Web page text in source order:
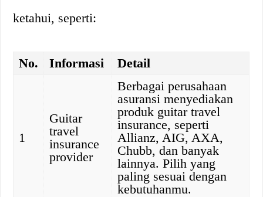
ketahui, seperti:
No. Informasi Detail
1
Guitar
travel
insurance
provider
Berbagai perusahaan
asuransi menyediakan
produk guitar travel
insurance, seperti
Allianz, AIG, AXA,
Chubb, dan banyak
lainnya. Pilih yang
paling sesuai dengan
kebutuhanmu.